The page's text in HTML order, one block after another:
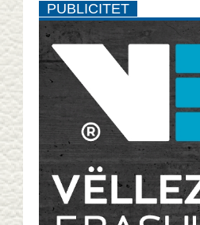
PUBLICITET